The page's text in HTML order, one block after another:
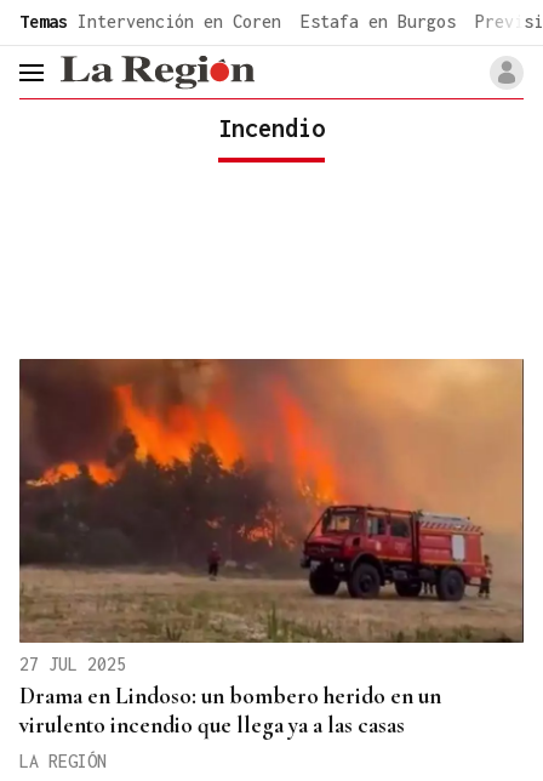
common.go-to-content
Temas Intervención en Coren Estafa en Burgos
header.menu.open
Incendio
27 JUL 2025
Drama en Lindoso: un bombero herido en un
virulento incendio que llega ya a las casas
LA REGIÓN